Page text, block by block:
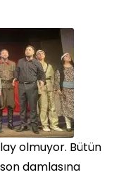
olmuyor. Bütün
damlasına